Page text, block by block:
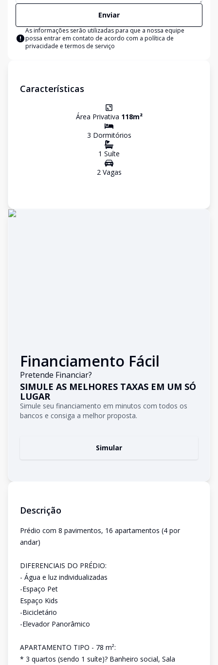
Enviar
As informações serão utilizadas para que a nossa equipe
possa entrar em contato de acordo com a política de
privacidade e termos de serviço
Características
Área Privativa 118m²
3 Dormitórios
1 Suíte
2Vagas
Financiamento Fácil
Pretende Financiar?
SIMULE AS MELHORES TAXAS EM UM SÓ
LUGAR
Simule seu financiamento em minutos com todos os
bancos e consiga a melhor proposta.
Simular
Descrição
Prédio com 8 pavimentos, 16 apartamentos (4 por
andar)
DIFERENCIAIS DO PRÉDIO:
- Água e luz individualizadas
-Espaço Pet
Espaço Kids
-Bicicletário
-Elevador Panorâmico
APARTAMENTO TIPO - 78 m²:
* 3 quartos (sendo 1 suíte)? Banheiro social, Sala